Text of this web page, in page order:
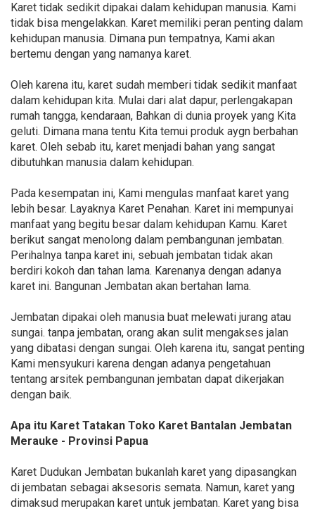
Karet tidak sedikit dipakai dalam kehidupan manusia. Kami
tidak bisa mengelakkan. Karet memiliki peran penting dalam
kehidupan manusia. Dimana pun tempatnya, Kami akan
bertemu dengan yang namanya karet.
Oleh karena itu, karet sudah memberi tidak sedikit manfaat
dalam kehidupan kita. Mulai dari alat dapur, perlengakapan
rumah tangga, kendaraan, Bahkan di dunia proyek yang Kita
geluti. Dimana mana tentu Kita temui produk aygn berbahan
karet. Oleh sebab itu, karet menjadi bahan yang sangat
dibutuhkan manusia dalam kehidupan.
Pada kesempatan ini, Kami mengulas manfaat karet yang
lebih besar. Layaknya Karet Penahan. Karet ini mempunyai
manfaat yang begitu besar dalam kehidupan Kamu. Karet
berikut sangat menolong dalam pembangunan jembatan.
Perihalnya tanpa karet ini, sebuah jembatan tidak akan
berdiri kokoh dan tahan lama. Karenanya dengan adanya
karet ini. Bangunan Jembatan akan bertahan lama.
Jembatan dipakai oleh manusia buat melewati jurang atau
sungai. tanpa jembatan, orang akan sulit mengakses jalan
yang dibatasi dengan sungai. Oleh karena itu, sangat penting
Kami mensyukuri karena dengan adanya pengetahuan
tentang arsitek pembangunan jembatan dapat dikerjakan
dengan baik.
Apa itu Karet Tatakan Toko Karet Bantalan Jembatan
Merauke - Provinsi Papua
Karet Dudukan Jembatan bukanlah karet yang dipasangkan
di jembatan sebagai aksesoris semata. Namun, karet yang
dimaksud merupakan karet untuk jembatan. Karet yang bisa